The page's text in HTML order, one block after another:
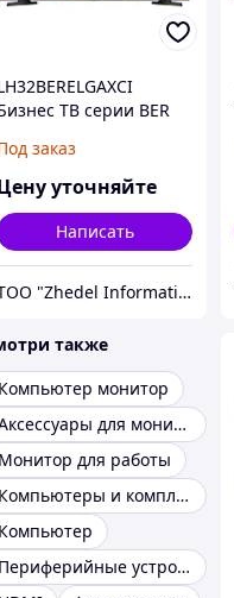
ТВ серии BER
заказ
уточняйте
Написать
ТОО "Zhedel Information Systems"
также
Компьютер монитор
Аксессуары для мониторов
Монитор для работы
Компьютеры и комплектующие
Компьютер
Периферийные устройства